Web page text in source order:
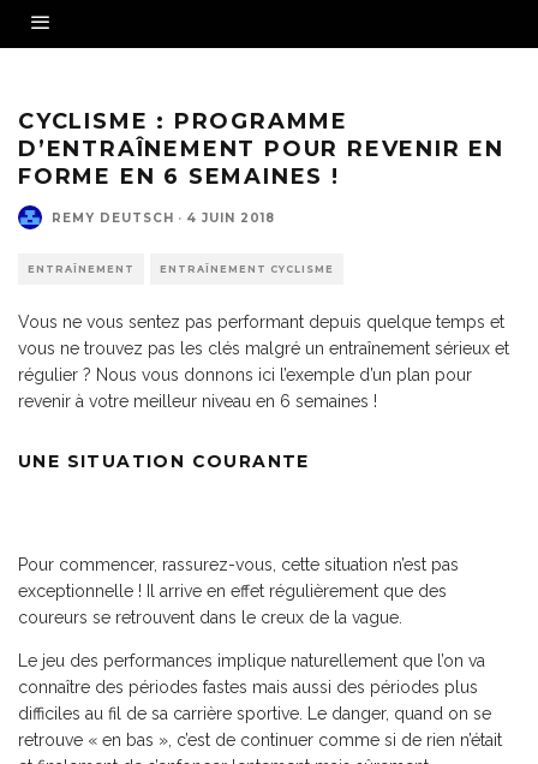
CYCLISME : PROGRAMME
D’ENTRAÎNEMENT POUR REVENIR EN
FORME EN 6 SEMAINES !
REMY DEUTSCH · 4 JUIN 2018
ENTRAÎNEMENT ENTRAÎNEMENT CYCLISME
Vous ne vous sentez pas performant depuis quelque temps et
vous ne trouvez pas les clés malgré un entraînement sérieux et
régulier ? Nous vous donnons ici l’exemple d’un plan pour
revenir à votre meilleur niveau en 6 semaines !
UNE SITUATION COURANTE
Pour commencer, rassurez-vous, cette situation n’est pas
exceptionnelle ! Il arrive en effet régulièrement que des
coureurs se retrouvent dans le creux de la vague.
Le jeu des performances implique naturellement que l’on va
connaître des périodes fastes mais aussi des périodes plus
difficiles au fil de sa carrière sportive. Le danger, quand on se
retrouve « en bas », c’est de continuer comme si de rien n’était